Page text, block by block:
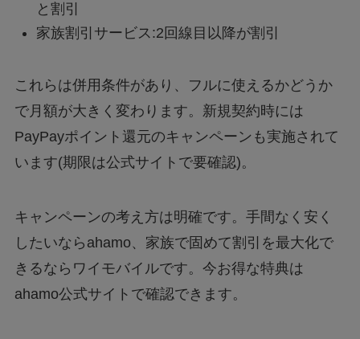
と割引
家族割引サービス:2回線目以降が割引
これらは併用条件があり、フルに使えるかどうか
で月額が大きく変わります。新規契約時には
PayPayポイント還元のキャンペーンも実施されて
います(期限は公式サイトで要確認)。
キャンペーンの考え方は明確です。手間なく安く
したいならahamo、家族で固めて割引を最大化で
きるならワイモバイルです。今お得な特典は
ahamo公式サイトで確認できます。